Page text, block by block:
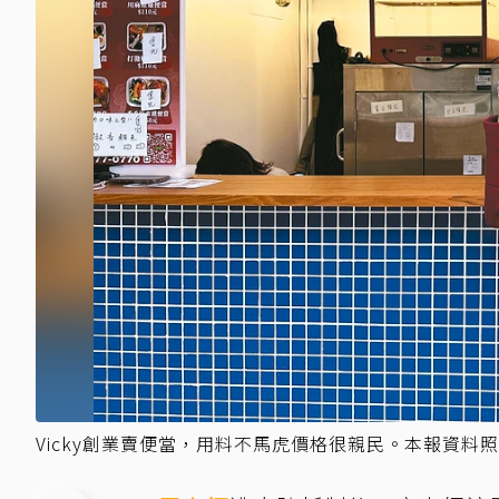
Vicky創業賣便當，用料不馬虎價格很親民。本報資料